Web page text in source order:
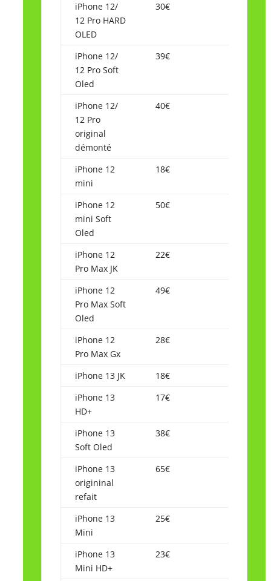
iPhone 12/
12 Pro HARD
OLED
30€
iPhone 12/
12 Pro Soft
Oled
39€
iPhone 12/
12 Pro
original
démonté
40€
iPhone 12
mini
18€
iPhone 12
mini Soft
Oled
50€
iPhone 12
Pro Max JK
22€
iPhone 12
Pro Max Soft
Oled
49€
iPhone 12
Pro Max Gx
28€
iPhone 13 JK
18€
iPhone 13
HD+
17€
iPhone 13
Soft Oled
38€
iPhone 13
origininal
refait
65€
iPhone 13
Mini
25€
iPhone 13
Mini HD+
23€